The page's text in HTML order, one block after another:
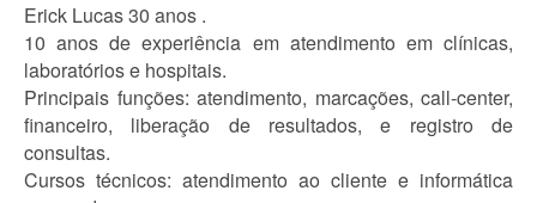
Erick Lucas 30 anos .
10 anos de experiência em atendimento em clínicas,
laboratórios e hospitais.
Principais funções: atendimento, marcações, call-center,
financeiro, liberação de resultados, e registro de
consultas.
Cursos técnicos: atendimento ao cliente e informática